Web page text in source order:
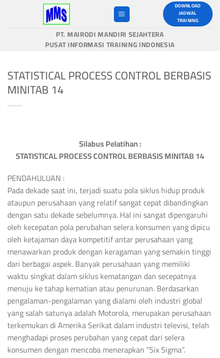
DOWNLOAD
JADWAL
TRAINING
PT. MAIRODI MANDIRI SEJAHTERA
PUSAT INFORMASI TRAINING INDONESIA
STATISTICAL PROCESS CONTROL BERBASIS
MINITAB 14
Silabus Pelatihan :
STATISTICAL PROCESS CONTROL BERBASIS MINITAB 14
PENDAHULUAN :
Pada dekade saat ini, terjadi suatu pola siklus hidup produk
ataupun perusahaan yang relatif sangat cepat dibandingkan
dengan satu dekade sebelumnya. Hal ini sangat dipengaruhi
oleh kecepatan pola perubahan selera konsumen yang dipicu
oleh ketajaman daya kompetitif antar perusahaan yang
menawarkan produk dengan keragaman yang semakin tinggi
dari berbagai aspek. Banyak perusahaan yang memiliki
waktu singkat dalam siklus kematangan dan secepatnya
menuju ke tahap kematian atau penurunan. Berdasarkan
pengalaman-pengalaman yang dialami oleh industri global
yang salah satunya adalah Motorola, merupakan perusahaan
terkemukan di Amerika Serikat dalam industri televisi, telah
menghadapi proses perubahan yang cepat dari selera
konsumen dengan mencoba menerapkan ”Six Sigma”.